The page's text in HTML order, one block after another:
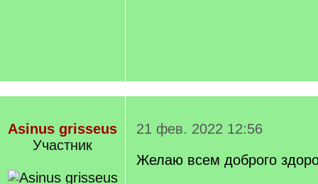
Asinus grisseus
Участник
21 фев. 2022 12:56
Желаю всем доброго